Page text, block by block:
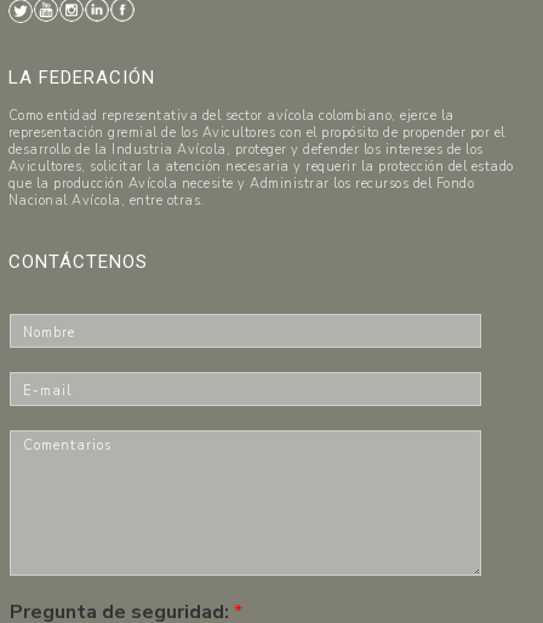
LA FEDERACIÓN
Como entidad representativa del sector avícola colombiano, ejerce la
representación gremial de los Avicultores con el propósito de propender por el
desarrollo de la Industria Avícola, proteger y defender los intereses de los
Avicultores, solicitar la atención necesaria y requerir la protección del estado
que la producción Avícola necesite y Administrar los recursos del Fondo
Nacional Avícola, entre otras.
CONTÁCTENOS
o
m
-
m
rPregunta de seguridad: *